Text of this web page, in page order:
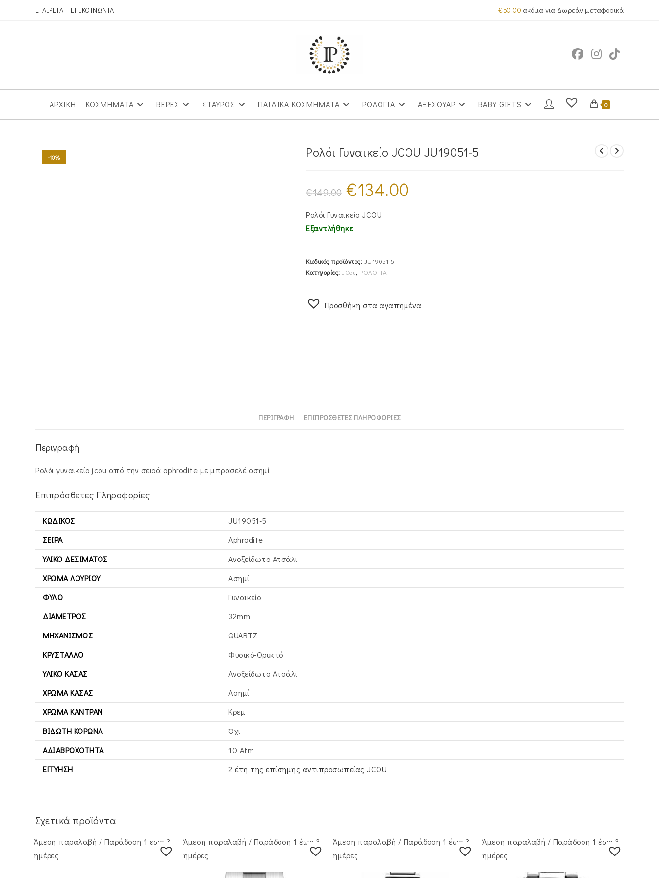
ΕΤΑΙΡΕΙΑ ΕΠΙΚΟΙΝΩΝΙΑ €50.00 ακόμα για Δωρεάν μεταφορικά
ΑΡΧΙΚΗ ΚΟΣΜΗΜΑΤΑ ΒΕΡΕΣ ΣΤΑΥΡΟΣ ΠΑΙΔΙΚΑ ΚΟΣΜΗΜΑΤΑ ΡΟΛΟΓΙΑ ΑΞΕΣΟΥΑΡ BABY GIFTS 0
-10% Ρολόι Γυναικείο JCOU JU19051-5
€149.00
Original
price
was:
€134.00
Ρολόι Γυναικείο JCOU
Εξαντλήθηκε
Κωδικός προϊόντος: JU19051-5
Κατηγορίες: JCou, ΡΟΛΟΓΙΑ
Προσθήκη στα αγαπημένα
ΠΕΡΙΓΡΑΦΉ ΕΠΙΠΡΌΣΘΕΤΕΣ ΠΛΗΡΟΦΟΡΊΕΣ
Περιγραφή
Ρολόι γυναικείο jcou από την σειρά aphrodite με μπρασελέ ασημί
Επιπρόσθετες Πληροφορίες
ΚΩΔΙΚΌΣ
JU19051-5
ΣΕΙΡΆ
Aphrodite
ΥΛΙΚΌ ΔΕΣΊΜΑΤΟΣ
Ανοξείδωτο Ατσάλι
ΧΡΏΜΑ ΛΟΥΡΙΟΎ
Ασημί
ΦΎΛΟ
Γυναικείο
ΔΙΆΜΕΤΡΟΣ
32mm
ΜΗΧΑΝΙΣΜΌΣ
QUARTZ
ΚΡΎΣΤΑΛΛΟ
Φυσικό-Ορυκτό
ΥΛΙΚΌ ΚΆΣΑΣ
Ανοξείδωτο Ατσάλι
ΧΡΏΜΑ ΚΆΣΑΣ
Ασημί
ΧΡΏΜΑ ΚΑΝΤΡΆΝ
Κρεμ
ΒΙΔΩΤΉ ΚΟΡΏΝΑ
Όχι
ΑΔΙΑΒΡΟΧΌΤΗΤΑ
10 Atm
ΕΓΓΎΗΣΗ
2 έτη της επίσημης αντιπροσωπείας JCOU
Σχετικά προϊόντα
Άμεση παραλαβή / Παράδoση 1 έως 3
ημέρες
Άμεση παραλαβή / Παράδoση 1 έως 3
ημέρες
Άμεση παραλαβή / Παράδoση 1 έως 3
ημέρες
Άμεση παραλαβή / Παράδoση 1 έως 3
ημέρες